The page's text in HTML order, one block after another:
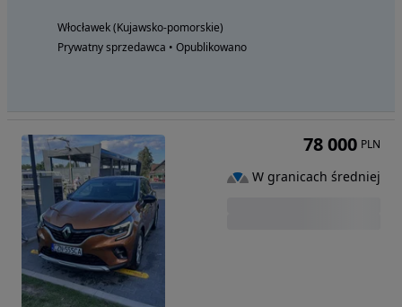
Włocławek (Kujawsko-pomorskie)
Prywatny sprzedawca • Opublikowano
78 000 PLN
W granicach średniej